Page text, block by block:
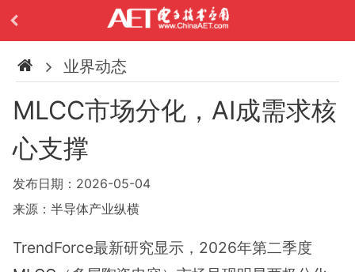
业界动态
MLCC市场分化，AI成需求核
心支撑
发布日期：2026-05-04
来源：半导体产业纵横
TrendForce最新研究显示，2026年第二季度